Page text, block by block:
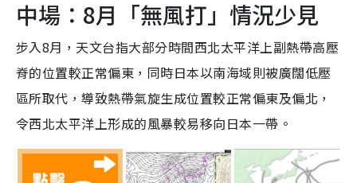
中場：8月「無風打」情況少見
步入8月，天文台指大部分時間西北太平洋上副熱帶高壓
脊的位置較正常偏東，同時日本以南海域則被廣闊低壓
區所取代，導致熱帶氣旋生成位置較正常偏東及偏北，
令西北太平洋上形成的風暴較易移向日本一帶。